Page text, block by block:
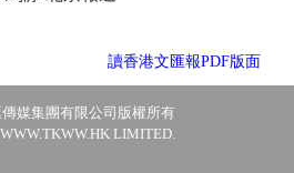
讀香港文匯報PDF版面
媒集團有限公司版權所有
LIMITED.